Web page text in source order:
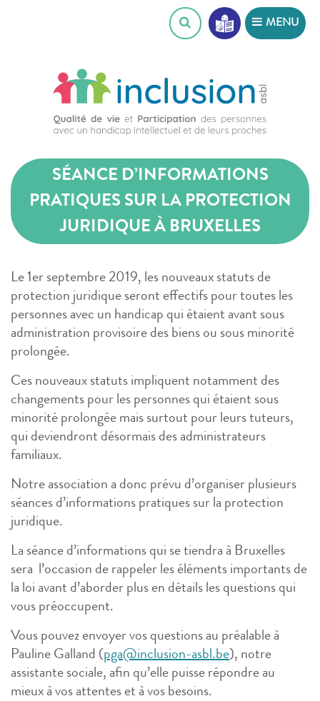
MENU
SÉANCE D’INFORMATIONS
PRATIQUES SUR LA PROTECTION
JURIDIQUE À BRUXELLES
Le 1er septembre 2019, les nouveaux statuts de
protection juridique seront effectifs pour toutes les
personnes avec un handicap qui étaient avant sous
administration provisoire des biens ou sous minorité
prolongée.
Ces nouveaux statuts impliquent notamment des
changements pour les personnes qui étaient sous
minorité prolongée mais surtout pour leurs tuteurs,
qui deviendront désormais des administrateurs
familiaux.
Notre association a donc prévu d’organiser plusieurs
séances d’informations pratiques sur la protection
juridique.
La séance d’informations qui se tiendra à Bruxelles
sera l’occasion de rappeler les éléments importants de
la loi avant d’aborder plus en détails les questions qui
vous préoccupent.
Vous pouvez envoyer vos questions au préalable à
Pauline Galland (pga@inclusion-asbl.be), notre
assistante sociale, afin qu’elle puisse répondre au
mieux à vos attentes et à vos besoins.